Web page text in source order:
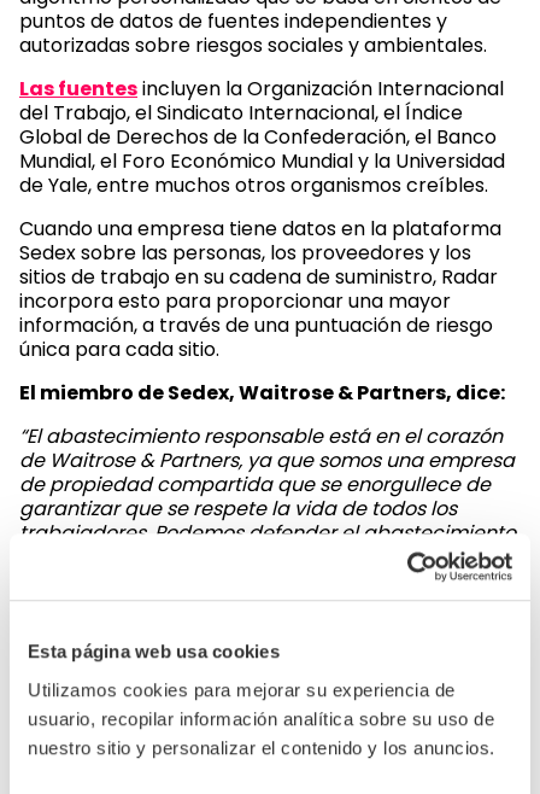
Esta página web usa cookies
Utilizamos cookies para mejorar su experiencia de
usuario, recopilar información analítica sobre su uso de
nuestro sitio y personalizar el contenido y los anuncios.
puntos de datos de fuentes independientes y
autorizadas sobre riesgos sociales y ambientales.
Las fuentesincluyen la Organización Internacional
del Trabajo, el Sindicato Internacional, el Índice
Global de Derechos de la Confederación, el Banco
Mundial, el Foro Económico Mundial y la Universidad
de Yale, entre muchos otros organismos creíbles.
Cuando una empresa tiene datos en la plataforma
Sedex sobre las personas, los proveedores y los
sitios de trabajo en su cadena de suministro, Radar
incorpora esto para proporcionar una mayor
información, a través de una puntuación de riesgo
única para cada sitio.
El miembro de Sedex, Waitrose & Partners, dice:
“El abastecimiento responsable está en el corazón
de Waitrose & Partners, ya que somos una empresa
de propiedad compartida que se enorgullece de
garantizar que se respete la vida de todos los
trabajadores. Podemos defender el abastecimiento
responsable a través de la debida diligencia ética
de la cadena de suministro mediante el uso de
Radar, ya que nos permite analizar los riesgos a
y qué tan destacados son. Luego utilizamos esta
información para determinar la frecuencia de
auditoría para la siguiente etapa de nuestro
programa de cumplimiento ético”.